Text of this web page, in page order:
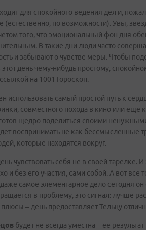
для спокойного ведения дел и,
(естественно, по возможности). Увы,
того, что эмоциональный фон дня
В такие дни люди часто
и забывают о чувстве меры. Чтобы
этот день чему-нибудь простому,
на 1001 Гороскоп.
использовать самый простой путь к
совместного похода в кино или еще
щедро поделиться своими
воспринимать не как бессмысленные
которые находятся вокруг.
чувствовать себя не в своей тарелке.
и без его участия, сами собой. А вот все
самое элементарное дело сегодня
в проблему, это сигнал: лучше
– день предоставляет Тельцу
будет не всегда уместна – ее